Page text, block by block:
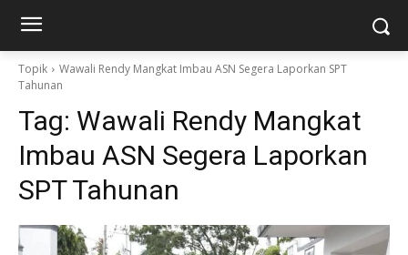
Topik
Wawali Rendy Mangkat Imbau ASN Segera Laporkan SPT
Tahunan
Tag: Wawali Rendy Mangkat
Imbau ASN Segera Laporkan
SPT Tahunan